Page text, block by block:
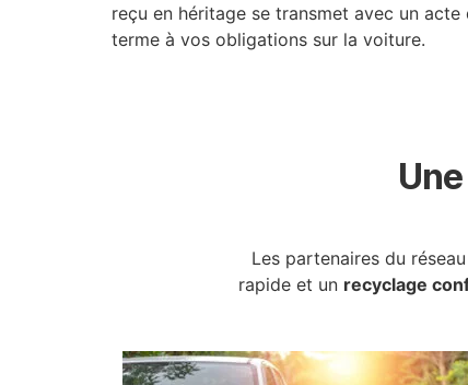
reçu en héritage se transmet avec un
terme à vos obligations sur la voiture.
Les partenaires du réseau
rapide et un recyclage